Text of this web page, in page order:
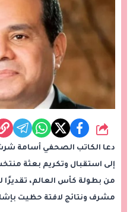
شارك
دعا الكاتب الصحفي أسامة
إلى استقبال وتكريم بعثة
من بطولة كأس العالم، تقديرًا
مشرف ونتائج لافتة حظيت